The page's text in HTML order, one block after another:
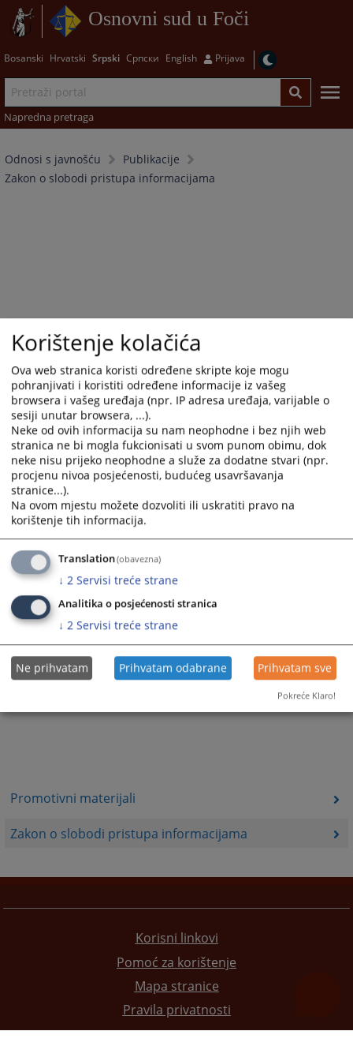
Osnovni sud u Foči
Bosanski Hrvatski Srpski Српски English Prijava
Napredna pretraga
Odnosi s javnošću
Publikacije
Zakon o slobodi pristupa informacijama
Promotivni materijali
Zakon o slobodi pristupa informacijama
Trenutno nema vijesti
Korisni linkovi
Pomoć za korištenje
Mapa stranice
Pravila privatnosti
Korištenje kolačića
Ova web stranica koristi određene skripte koje mogu
pohranjivati i koristiti određene informacije iz vašeg
browsera i vašeg uređaja (npr. IP adresa uređaja, varijable o
sesiji unutar browsera, ...).
Neke od ovih informacija su nam neophodne i bez njih web
stranica ne bi mogla fukcionisati u svom punom obimu, dok
neke nisu prijeko neophodne a služe za dodatne stvari (npr.
procjenu nivoa posjećenosti, budućeg usavršavanja
stranice...).
Na ovom mjestu možete dozvoliti ili uskratiti pravo na
korištenje tih informacija.
Translation(obavezna)
↓ 2 Servisi treće strane
Analitika o posjećenosti stranica
↓ 2 Servisi treće strane
Ne prihvatam Prihvatam odabrane Prihvatam sve
Pokreće Klaro!